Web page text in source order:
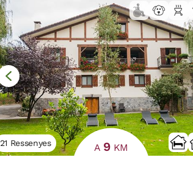
21 Ressenyes A 9KM